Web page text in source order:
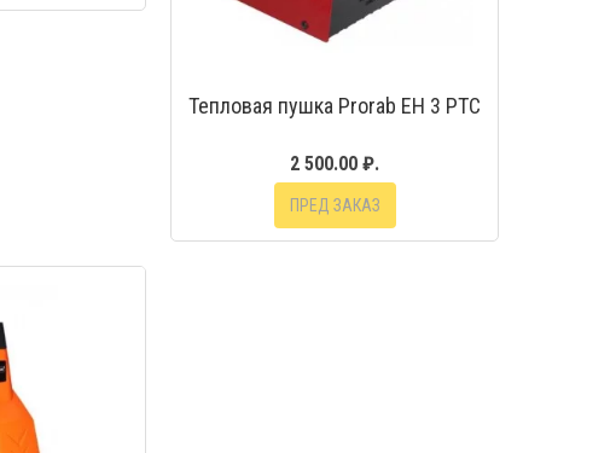
Тепловая пушка Prorab ЕH 3 РТС
2 500.00 ₽.
ПРЕД ЗАКАЗ